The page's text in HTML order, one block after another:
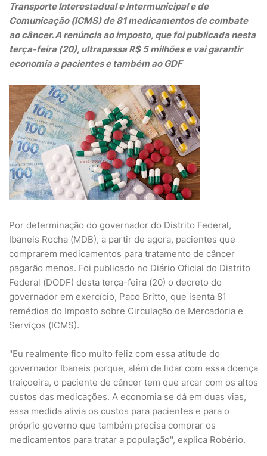
Transporte Interestadual e Intermunicipal e de
Comunicação (ICMS) de 81 medicamentos de combate
ao câncer. A renúncia ao imposto, que foi publicada nesta
terça-feira (20), ultrapassa R$ 5 milhões e vai garantir
economia a pacientes e também ao GDF
Por determinação do governador do Distrito Federal,
Ibaneis Rocha (MDB), a partir de agora, pacientes que
comprarem medicamentos para tratamento de câncer
pagarão menos. Foi publicado no Diário Oficial do Distrito
Federal (DODF) desta terça-feira (20) o decreto do
governador em exercício, Paco Britto, que isenta 81
remédios do Imposto sobre Circulação de Mercadoria e
Serviços (ICMS).
"Eu realmente fico muito feliz com essa atitude do
governador Ibaneis porque, além de lidar com essa doença
traiçoeira, o paciente de câncer tem que arcar com os altos
custos das medicações. A economia se dá em duas vias,
essa medida alivia os custos para pacientes e para o
próprio governo que também precisa comprar os
medicamentos para tratar a população", explica Robério.